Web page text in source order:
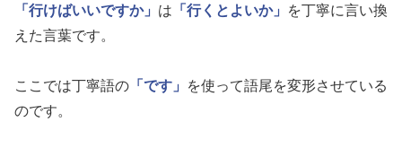
「行けばいいですか」 は 「行くとよいか」
を丁寧に言い換
えた言葉です。
ここでは丁寧語の 「です」
を使って語尾を変形させている
のです。